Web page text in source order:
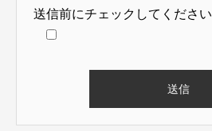
送信前にチェックしてください